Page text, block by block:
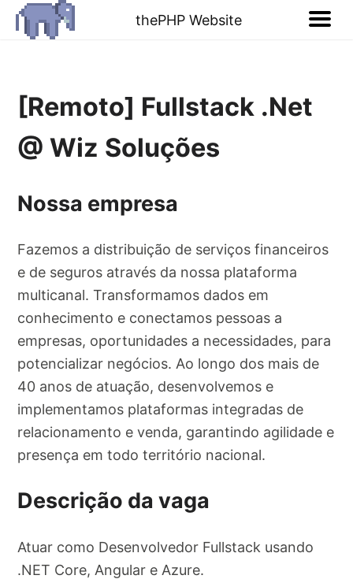
thePHP Website
[Remoto] Fullstack .Net
@ Wiz Soluções
Nossa empresa
Fazemos a distribuição de serviços financeiros
e de seguros através da nossa plataforma
multicanal. Transformamos dados em
conhecimento e conectamos pessoas a
empresas, oportunidades a necessidades, para
potencializar negócios. Ao longo dos mais de
40 anos de atuação, desenvolvemos e
implementamos plataformas integradas de
relacionamento e venda, garantindo agilidade e
presença em todo território nacional.
Descrição da vaga
Atuar como Desenvolvedor Fullstack usando
.NET Core, Angular e Azure.